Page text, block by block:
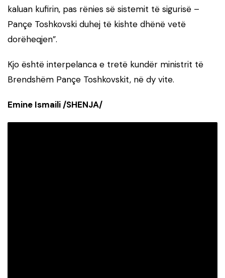
kaluan kufirin, pas rënies së sistemit të sigurisë –
Pançe Toshkovski duhej të kishte dhënë vetë
dorëheqjen”.
Kjo është interpelanca e tretë kundër ministrit të
Brendshëm Pançe Toshkovskit, në dy vite.
Emine Ismaili /SHENJA/